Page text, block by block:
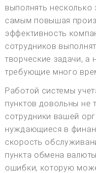
выполнять несколько
самым повышая
эффективность
сотрудников
творческие задачи, а
требующие много
Работой системы
пунктов довольны не
сотрудники вашей
нуждающиеся в
скорость
пункта обмена
ошибки, которую